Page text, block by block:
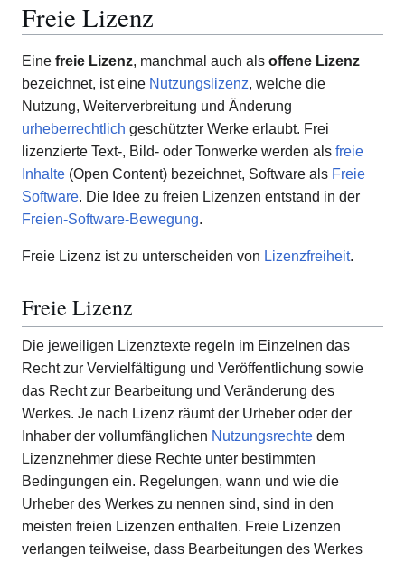
Freie Lizenz
Eine freie Lizenz, manchmal auch als offene Lizenz
bezeichnet, ist eine Nutzungslizenz, welche die
Nutzung, Weiterverbreitung und Änderung
urheberrechtlich geschützter Werke erlaubt. Frei
lizenzierte Text-, Bild- oder Tonwerke werden als freie
Inhalte (Open Content) bezeichnet, Software als Freie
Software. Die Idee zu freien Lizenzen entstand in der
Freien-Software-Bewegung.
Freie Lizenz ist zu unterscheiden von Lizenzfreiheit.
Freie Lizenz
Die jeweiligen Lizenztexte regeln im Einzelnen das
Recht zur Vervielfältigung und Veröffentlichung sowie
das Recht zur Bearbeitung und Veränderung des
Werkes. Je nach Lizenz räumt der Urheber oder der
Inhaber der vollumfänglichen Nutzungsrechte dem
Lizenznehmer diese Rechte unter bestimmten
Bedingungen ein. Regelungen, wann und wie die
Urheber des Werkes zu nennen sind, sind in den
meisten freien Lizenzen enthalten. Freie Lizenzen
verlangen teilweise, dass Bearbeitungen des Werkes